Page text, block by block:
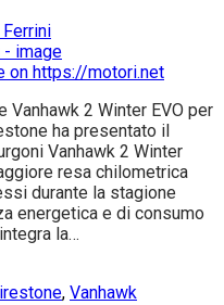
Vanhawk 2 Winter EVO per
ha presentato il
Vanhawk 2 Winter
resa chilometrica
durante la stagione
energetica e di consumo
la…
, Vanhawk